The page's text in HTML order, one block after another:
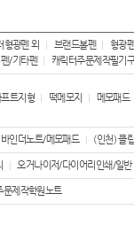
형광펜 외 브랜드볼펜 형광
/기타펜 캐릭터주문제작필기
트지형 떡메모지 메모패드
인더노트/메모패드 (인천) 클
오거나이저/다이어리인쇄/일반
문제작학원노트